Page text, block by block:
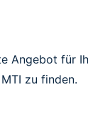
Angebot für
zu finden.